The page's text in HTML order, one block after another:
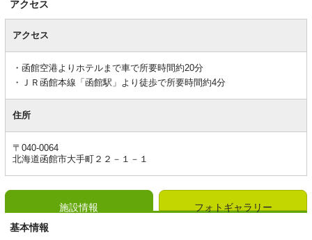
アクセス
アクセス
函館空港よりホテルまで車で所要時間約20分
ＪＲ函館本線「函館駅」より徒歩で所要時間約4分
住所
〒040-0064
北海道函館市大手町２２－１－１
施設情報
フォトギャラリー
基本情報